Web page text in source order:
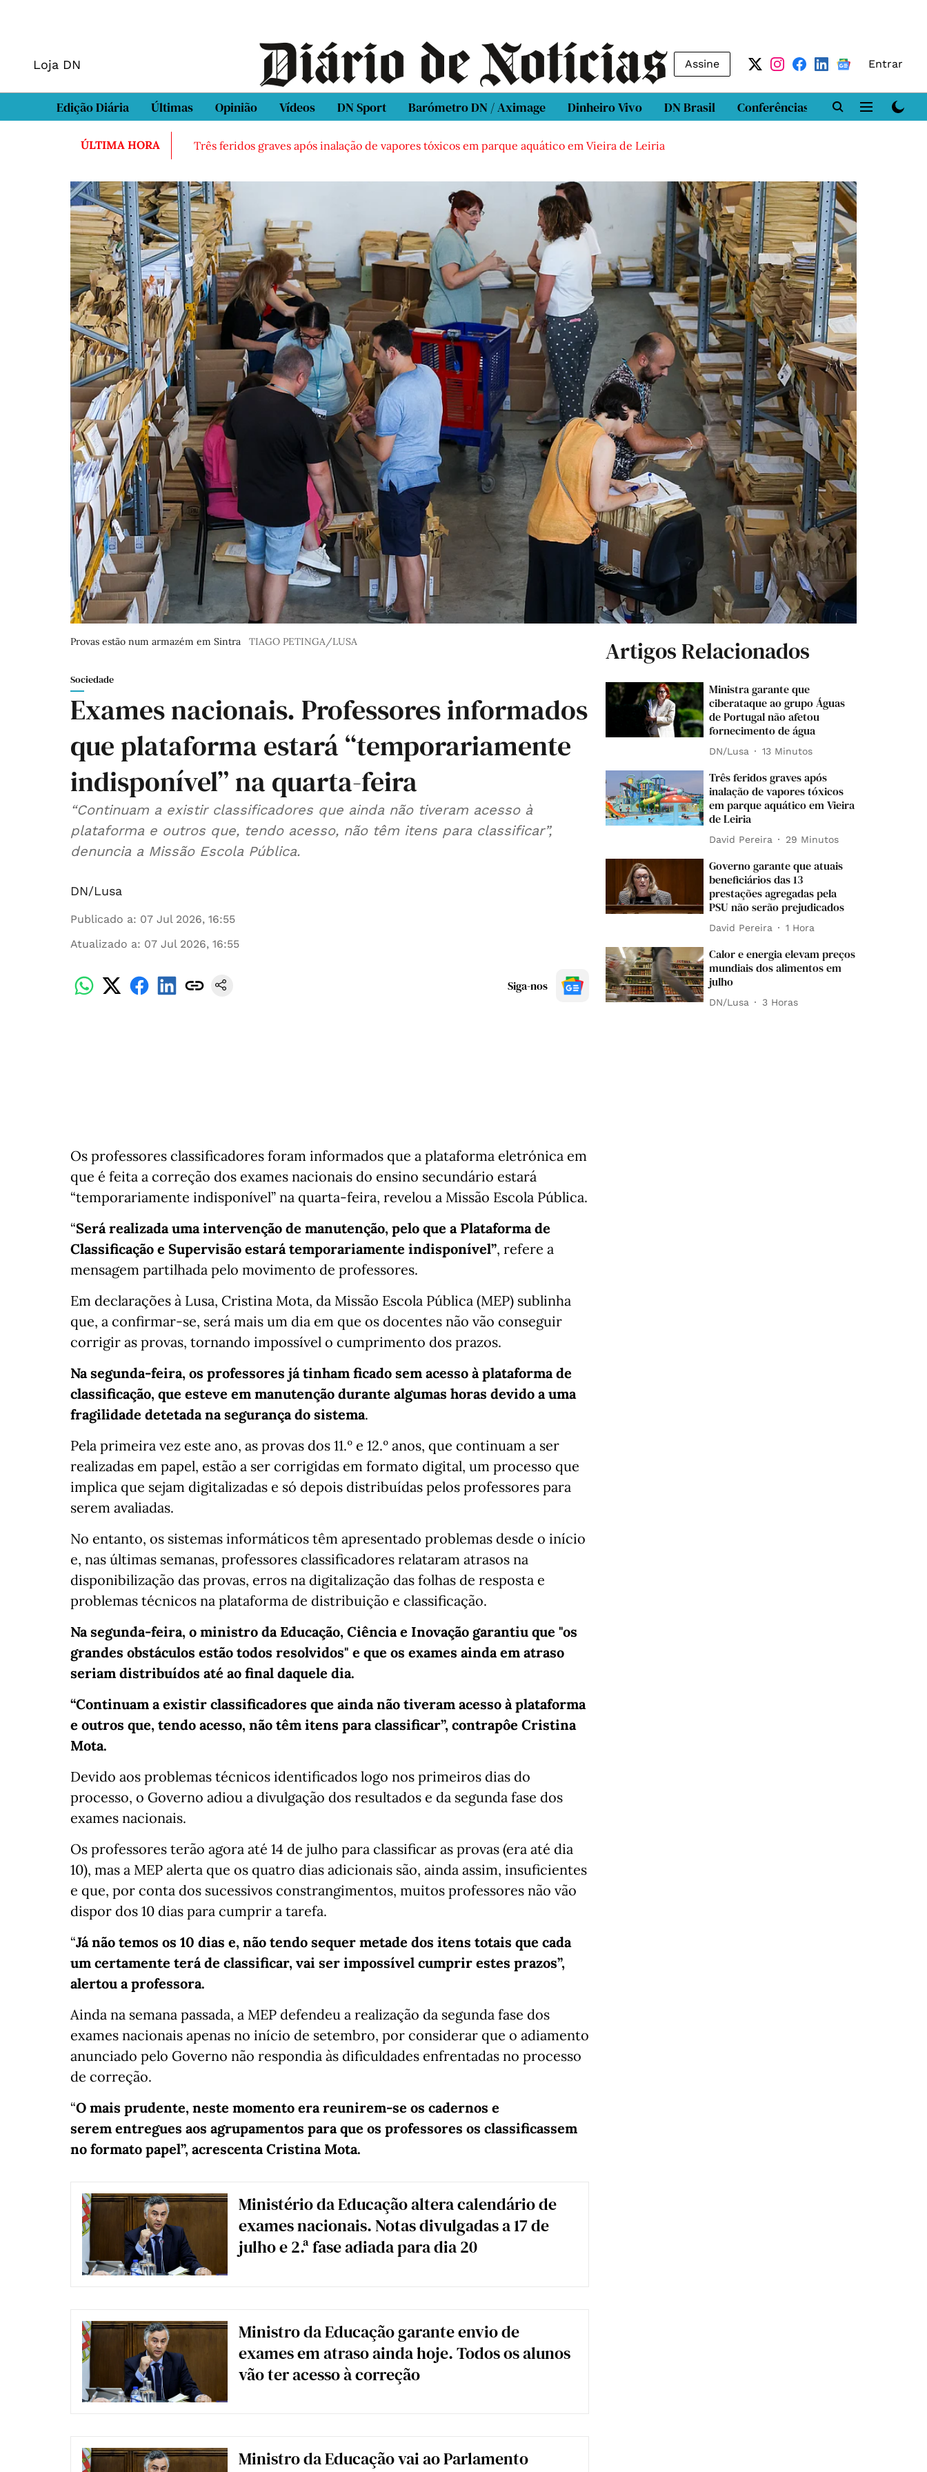
Loja DN Assine Entrar
Edição Diária Últimas Opinião Vídeos DN Sport Barómetro DN / Aximage Dinheiro Vivo DN Brasil Conferências DN LAB
ÚLTIMA HORA Três feridos graves após inalação de vapores tóxicos em parque aquático em Vieira de Leiria
Provas estão num armazém em Sintra TIAGO PETINGA/LUSA
Sociedade
Exames nacionais. Professores informados
que plataforma estará “temporariamente
indisponível” na quarta-feira
“Continuam a existir classificadores que ainda não tiveram acesso à
plataforma e outros que, tendo acesso, não têm itens para classificar”,
denuncia a Missão Escola Pública.
DN/Lusa
Publicado a: 07 Jul 2026, 16:55
Atualizado a: 07 Jul 2026, 16:55
Siga-nos
Os professores classificadores foram informados que a plataforma eletrónica em
que é feita a correção dos exames nacionais do ensino secundário estará
“temporariamente indisponível” na quarta-feira, revelou a Missão Escola Pública.
“Será realizada uma intervenção de manutenção, pelo que a Plataforma de
Classificação e Supervisão estará temporariamente indisponível”, refere a
mensagem partilhada pelo movimento de professores.
Em declarações à Lusa, Cristina Mota, da Missão Escola Pública (MEP) sublinha
que, a confirmar-se, será mais um dia em que os docentes não vão conseguir
corrigir as provas, tornando impossível o cumprimento dos prazos.
Na segunda-feira, os professores já tinham ficado sem acesso à plataforma de
classificação, que esteve em manutenção durante algumas horas devido a uma
fragilidade detetada na segurança do sistema.
Pela primeira vez este ano, as provas dos 11.º e 12.º anos, que continuam a ser
realizadas em papel, estão a ser corrigidas em formato digital, um processo que
implica que sejam digitalizadas e só depois distribuídas pelos professores para
serem avaliadas.
No entanto, os sistemas informáticos têm apresentado problemas desde o início
e, nas últimas semanas, professores classificadores relataram atrasos na
disponibilização das provas, erros na digitalização das folhas de resposta e
problemas técnicos na plataforma de distribuição e classificação.
Na segunda-feira, o ministro da Educação, Ciência e Inovação garantiu que "os
grandes obstáculos estão todos resolvidos" e que os exames ainda em atraso
seriam distribuídos até ao final daquele dia.
“Continuam a existir classificadores que ainda não tiveram acesso à plataforma
e outros que, tendo acesso, não têm itens para classificar”, contrapôe Cristina
Mota.
Devido aos problemas técnicos identificados logo nos primeiros dias do
processo, o Governo adiou a divulgação dos resultados e da segunda fase dos
exames nacionais.
Os professores terão agora até 14 de julho para classificar as provas (era até dia
10), mas a MEP alerta que os quatro dias adicionais são, ainda assim, insuficientes
e que, por conta dos sucessivos constrangimentos, muitos professores não vão
dispor dos 10 dias para cumprir a tarefa.
“Já não temos os 10 dias e, não tendo sequer metade dos itens totais que cada
um certamente terá de classificar, vai ser impossível cumprir estes prazos”,
alertou a professora.
Ainda na semana passada, a MEP defendeu a realização da segunda fase dos
exames nacionais apenas no início de setembro, por considerar que o adiamento
anunciado pelo Governo não respondia às dificuldades enfrentadas no processo
de correção.
“O mais prudente, neste momento era reunirem-se os cadernos e
serem entregues aos agrupamentos para que os professores os classificassem
no formato papel”, acrescenta Cristina Mota.
Ministério da Educação altera calendário de
exames nacionais. Notas divulgadas a 17 de
julho e 2.ª fase adiada para dia 20
Ministro da Educação garante envio de
exames em atraso ainda hoje. Todos os alunos
vão ter acesso à correção
Ministro da Educação vai ao Parlamento
Artigos Relacionados
Ministra garante que
ciberataque ao grupo Águas
de Portugal não afetou
fornecimento de água
DN/Lusa 13 Minutos
Três feridos graves após
inalação de vapores tóxicos
em parque aquático em Vieira
de Leiria
David Pereira 29 Minutos
Governo garante que atuais
beneficiários das 13
prestações agregadas pela
PSU não serão prejudicados
David Pereira 1 Hora
Calor e energia elevam preços
mundiais dos alimentos em
julho
DN/Lusa 3 Horas